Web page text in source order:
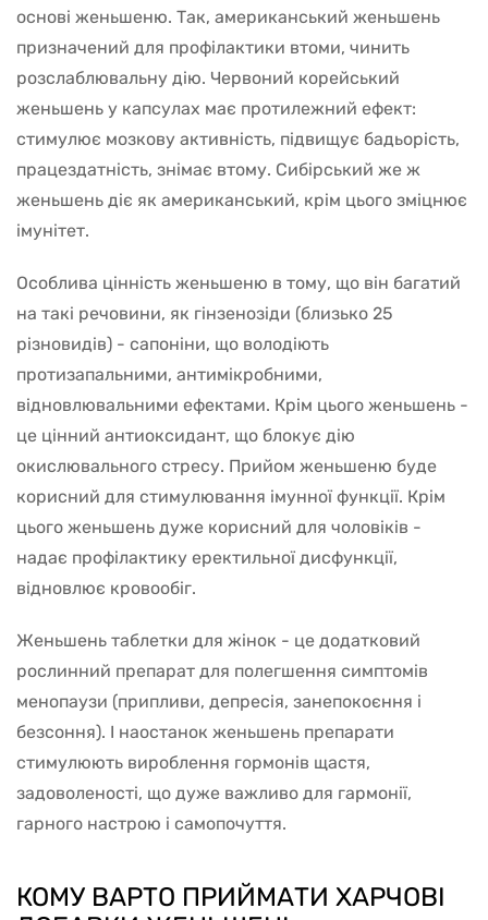
основі женьшеню. Так, американський женьшень
призначений для профілактики втоми, чинить
розслаблювальну дію. Червоний корейський
женьшень у капсулах має протилежний ефект:
стимулює мозкову активність, підвищує бадьорість,
працездатність, знімає втому. Сибірський же ж
женьшень діє як американський, крім цього зміцнює
імунітет.
Особлива цінність женьшеню в тому, що він багатий
на такі речовини, як гінзенозіди (близько 25
різновидів) - сапоніни, що володіють
протизапальними, антимікробними,
відновлювальними ефектами. Крім цього женьшень -
це цінний антиоксидант, що блокує дію
окислювального стресу. Прийом женьшеню буде
корисний для стимулювання імунної функції. Крім
цього женьшень дуже корисний для чоловіків -
надає профілактику еректильної дисфункції,
відновлює кровообіг.
Женьшень таблетки для жінок - це додатковий
рослинний препарат для полегшення симптомів
менопаузи (припливи, депресія, занепокоєння і
безсоння). І наостанок женьшень препарати
стимулюють вироблення гормонів щастя,
задоволеності, що дуже важливо для гармонії,
гарного настрою і самопочуття.
КОМУ ВАРТО ПРИЙМАТИ ХАРЧОВІ